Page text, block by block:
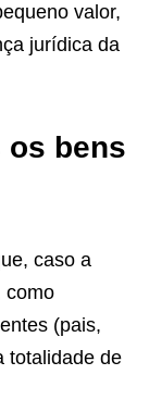
valor,
jurídica da
os bens
caso a
como
(pais,
totalidade de